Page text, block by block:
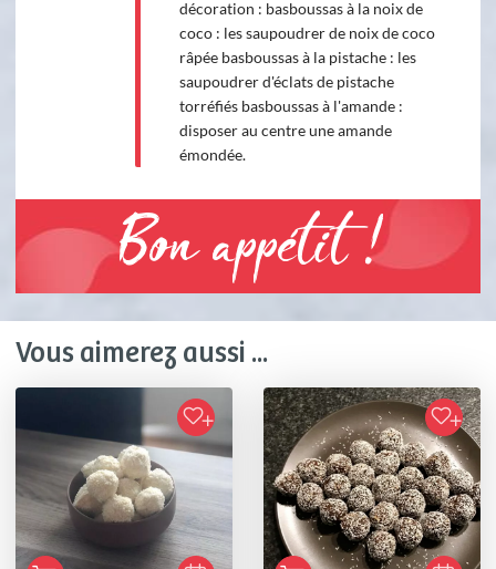
décoration : basboussas à la noix de
coco : les saupoudrer de noix de coco
râpée basboussas à la pistache : les
saupoudrer d'éclats de pistache
torréfiés basboussas à l'amande :
disposer au centre une amande
émondée.
Bon appétit !
Vous aimerez aussi ...